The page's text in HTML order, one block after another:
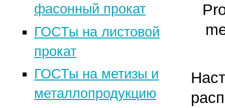
фасонный прокат
ГОСТы на листовой
прокат
ГОСТы на метизы и
металлопродукцию